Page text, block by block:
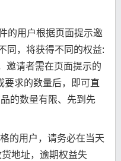
的用户根据页面提示邀
同，将获得不同的权益:
邀请者需在页面提示的
要求的数量后，即可直
的数量有限、先到先
的用户，请务必在当天
地址，逾期权益失